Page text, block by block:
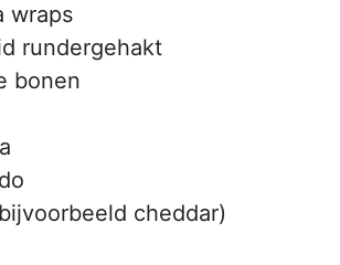
wraps
rundergehakt
bonen
cheddar)